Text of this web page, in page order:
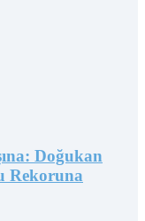
Doğukan
Rekoruna